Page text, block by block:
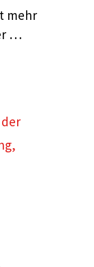
mehr
…
,